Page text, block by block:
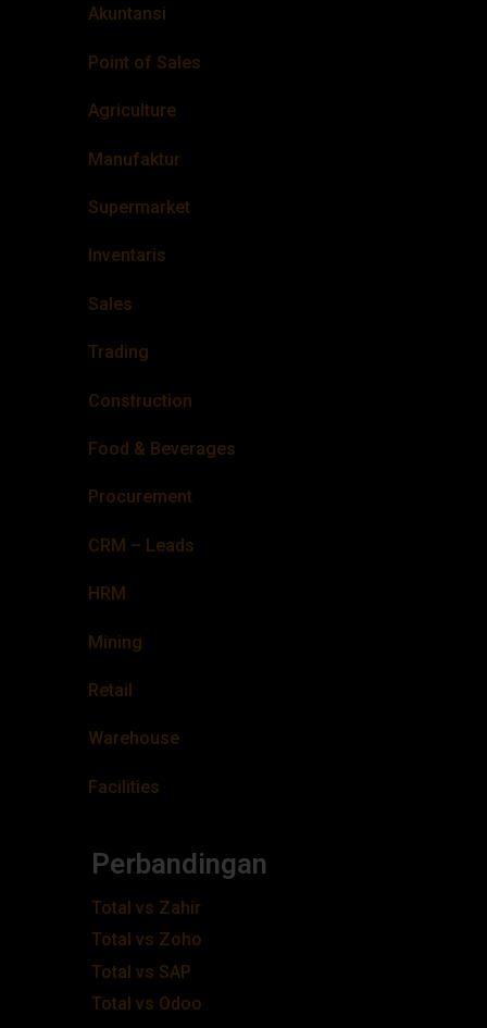
Akuntansi
Point of Sales
Agriculture
Manufaktur
Supermarket
Inventaris
Sales
Trading
Construction
Food & Beverages
Procurement
CRM – Leads
HRM
Mining
Retail
Warehouse
Facilities
Perbandingan
Total vs Zahir
Total vs Zoho
Total vs SAP
Total vs Odoo